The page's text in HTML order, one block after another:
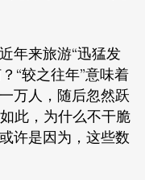
年来旅游“迅猛发
“较之往年”意味着
万人，随后忽然跃
此，为什么不干脆
许是因为，这些数